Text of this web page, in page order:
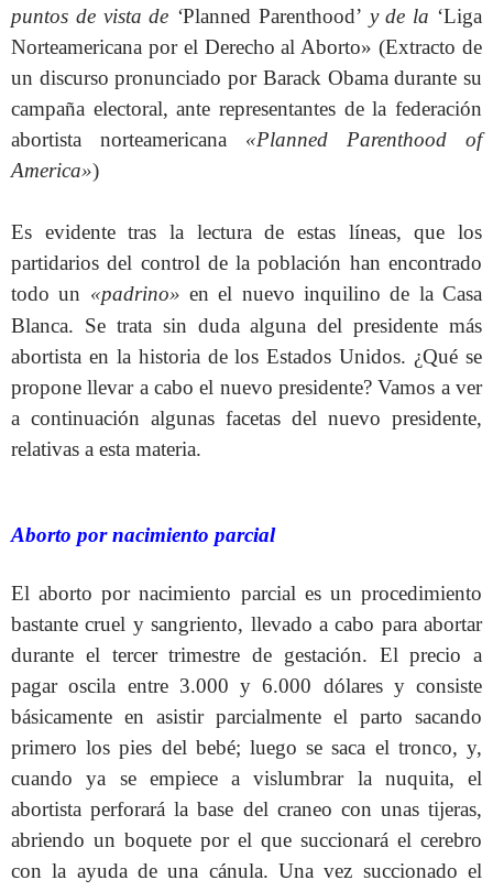
puntos de vista de ‘Planned Parenthood’ y de la ‘Liga
Norteamericana por el Derecho al Aborto» (Extracto de
un discurso pronunciado por Barack Obama durante su
campaña electoral, ante representantes de la federación
abortista norteamericana «Planned Parenthood of
America»)
Es evidente tras la lectura de estas líneas, que los
partidarios del control de la población han encontrado
todo un «padrino» en el nuevo inquilino de la Casa
Blanca. Se trata sin duda alguna del presidente más
abortista en la historia de los Estados Unidos. ¿Qué se
propone llevar a cabo el nuevo presidente? Vamos a ver
a continuación algunas facetas del nuevo presidente,
relativas a esta materia.
Aborto por nacimiento parcial
El aborto por nacimiento parcial es un procedimiento
bastante cruel y sangriento, llevado a cabo para abortar
durante el tercer trimestre de gestación. El precio a
pagar oscila entre 3.000 y 6.000 dólares y consiste
básicamente en asistir parcialmente el parto sacando
primero los pies del bebé; luego se saca el tronco, y,
cuando ya se empiece a vislumbrar la nuquita, el
abortista perforará la base del craneo con unas tijeras,
abriendo un boquete por el que succionará el cerebro
con la ayuda de una cánula. Una vez succionado el